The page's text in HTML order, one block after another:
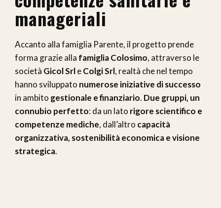
manageriali
Accanto alla famiglia Parente, il progetto prende
forma grazie alla famiglia Colosimo, attraverso le
società Gicol SrleColgi Srl, realtà che nel tempo
hanno sviluppato numerose iniziative di successo
in ambito gestionale e finanziario. Due gruppi, un
connubio perfetto: da un lato rigore scientifico e
competenze mediche, dall’altro capacità
organizzativa, sostenibilità economica e visione
strategica.